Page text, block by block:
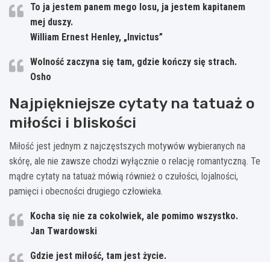
To ja jestem panem mego losu, ja jestem kapitanem
mej duszy.
William Ernest Henley, „Invictus”
Wolność zaczyna się tam, gdzie kończy się strach.
Osho
Najpiękniejsze cytaty na tatuaż o
miłości i bliskości
Miłość jest jednym z najczęstszych motywów wybieranych na
skórę, ale nie zawsze chodzi wyłącznie o relację romantyczną. Te
mądre cytaty na tatuaż mówią również o czułości, lojalności,
pamięci i obecności drugiego człowieka.
Kocha się nie za cokolwiek, ale pomimo wszystko.
Jan Twardowski
Gdzie jest miłość, tam jest życie.